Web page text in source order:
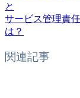
と
サービス管理責
は？
関連記事